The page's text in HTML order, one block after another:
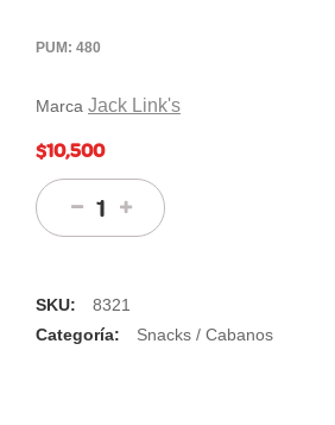
PUM: 480
Marca Jack Link's
$10,500
SKU:
8321
Categoría:
Snacks / Cabanos